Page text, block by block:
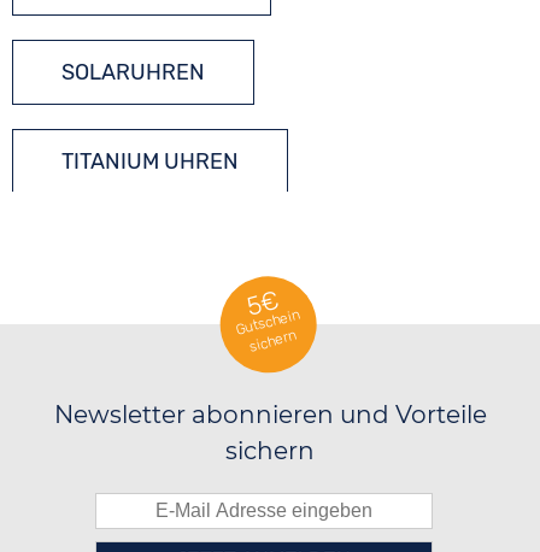
SOLARUHREN
TITANIUM UHREN
5€
Gutschein
sichern
Newsletter abonnieren und Vorteile
sichern